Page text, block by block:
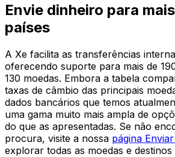
Envie dinheiro para
países
A Xe facilita as transferências
oferecendo suporte para mais de
130 moedas. Embora a tabela
taxas de câmbio das principais
dados bancários que temos
uma gama muito mais ampla de
do que as apresentadas. Se não
procura, visite a nossa página
explorar todas as moedas e destinos